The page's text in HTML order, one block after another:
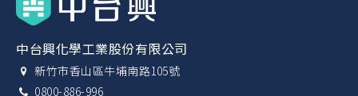
中台興化學工業股份有限公司
新竹市香山區牛埔南路105號
0800-886-996